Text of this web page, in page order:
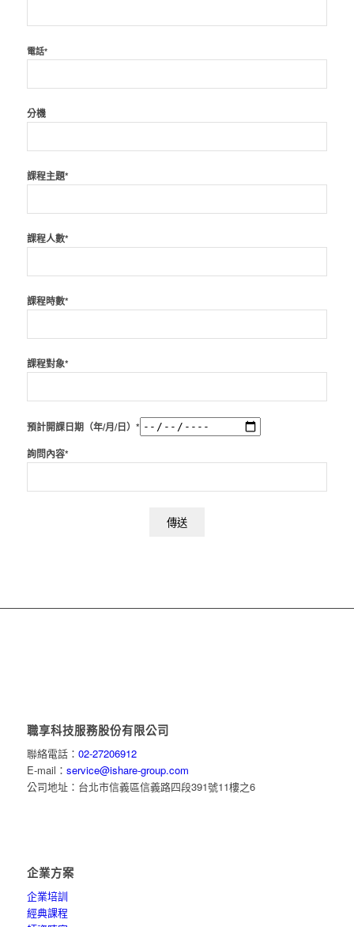
電話*
分機
課程主題*
課程人數*
課程時數*
課程對象*
預計開課日期（年/月/日）*
詢問內容*
職享科技服務股份有限公司
聯絡電話： 02-27206912
E-mail： service@ishare-group.com
公司地址：台北市信義區信義路四段391號11樓之6
企業方案
企業培訓
經典課程